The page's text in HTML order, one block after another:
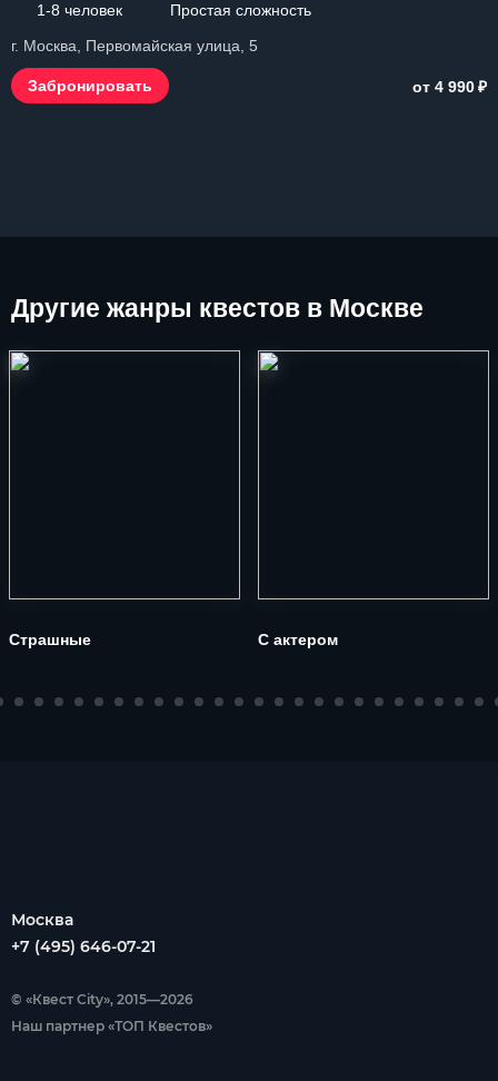
1-8 человек
Простая сложность
г. Москва, Первомайская улица, 5
Забронировать от 4 990₽
Другие жанры квестов в Москве
Страшные С актером
Москва
+7 (495) 646-07-21
© «Квест City», 2015—2026
Наш партнер «ТОП Квестов»